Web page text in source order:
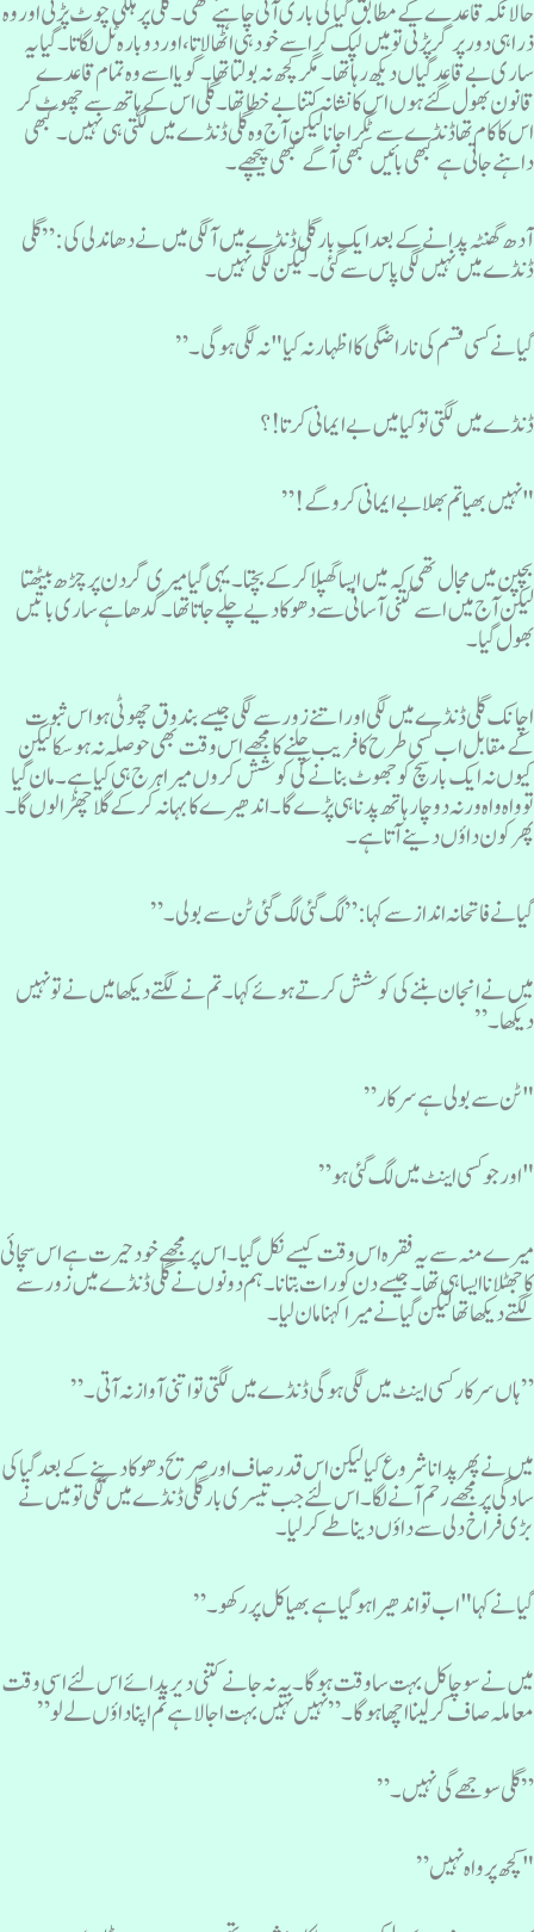
حالانکہ قاعدے کےمطابق گیا کی باری آنی چاہیے تھی ۔ گلی پر ہلکی چوٹ پڑتی اور وہ
ذرا ہی دور پر گر پڑتی تو میں لپک کر اسے خود ہی اٹھا لاتا، اور دوبارہ ٹل لگاتا۔ گیا یہ
ساری بے قاعدگیاں دیکھ رہا تھا۔ مگر کچھ نہ بولتا تھا۔ گویا اسے وہ تمام قاعدے
قانون بھول گئے ہوں اس کانشانہ کتنا بے خطا تھا۔ گلی اس کے ہاتھ سے چھوٹ کر
اس کا کام تھا ڈنڈے سے ٹکرا جانا لیکن آج وہ گلی ڈنڈے میں لگتی ہی نہیں ۔کبھی
داہنے جاتی ہے کبھی بائیں کبھی آگے کبھی پیچھے۔
آدھ گھنٹہ پدانے کے بعد ایک بار گلی ڈنڈے میں آ لگی میں نے دھاندلی کی: ” گلی
ڈنڈے میں نہیں لگی پاس سے گئی۔ لیکن لگی نہیں۔
گیا نے کسی قسم کی ناراضگی کا اظہار نہ کیا "نہ لگی ہو گی۔”
ڈنڈے میں لگتی تو کیا میں بے ایمانی کرتا !؟
"نہیں بھیا تم بھلا بے ایمانی کروگے!”
بچپن میں مجال تھی کہ میں ایسا گھپلا کرکے بچتا۔یہی گیا میری گردن پر چڑھ بیٹھتا
لیکن آج میں اسے کتنی آسانی سے دھوکا دیے چلے جاتا تھا۔گدھا ہے ساری باتیں
بھول گیا۔
اچانک گلی ڈنڈے میں لگی اور اتنے زور سے لگی جیسے بندوق چھوٹی ہو اس ثبوت
کے مقابل اب کسی طرح کا فریب چلنے کا مجھے اس وقت بھی حوصلہ نہ ہوسکا لیکن
کیوں نہ ایک بار سچ کو جھوٹ بنانے کی کوشش کروں میرا ہرج ہی کیا ہے ۔ مان گیا
تو واہ واہ ورنہ دو چار ہا تھ پدنا ہی پڑے گا۔ اندھیرے کا بہانہ کرکے گلا چھڑا لوں گا۔
پھر کون داؤں دینے آتا ہے۔
گیا نے فاتحانہ انداز سے کہا:”لگ گئی لگ گئی ٹن سے بولی۔”
میں نے انجان بننے کی کوشش کرتے ہوئے کہا۔ تم نے لگتے دیکھا میں نے تو نہیں
دیکھا۔”
"ٹن سے بولی ہے سرکار”
"اور جو کسی اینٹ میں لگ گئی ہو”
میرے منہ سے یہ فقرہ اس وقت کیسے نکل گیا۔ اس پر مجھے خود حیرت ہے اس سچائی
کا جھٹلانا ایسا ہی تھا۔ جیسے دن کو رات بتانا۔ ہم دونوں نے گلی ڈنڈے میں زور سے
لگتے دیکھا تھا لیکن گیا نے میرا کہنا مان لیا۔
” ہاں سرکارکسی اینٹ میں لگی ہوگی ڈنڈے میں لگتی تو اتنی آواز نہ آتی۔”
میں نے پھر پدانا شروع کیا لیکن اس قدر صاف اور صریح دھوکا دینے کے بعد گیا کی
سادگی پر مجھے رحم آنے لگا۔ اس لئے جب تیسری بار گلی ڈنڈے میں لگی تو میں نے
بڑی فراخ دلی سے داؤں دینا طے کرلیا۔
گیا نے کہا "اب تو اندھیرا ہوگیا ہے بھیا کل پر رکھو۔”
میں نے سوچا کل بہت سا وقت ہو گا۔ یہ نہ جانے کتنی دیر پدائے اس لئے اسی وقت
معاملہ صاف کرلینا اچھا ہو گا۔” نہیں نہیں بہت اجالا ہے تم اپنا داؤں لے لو”
” گلی سوجھے گی نہیں۔”
"کچھ پرواہ نہیں”